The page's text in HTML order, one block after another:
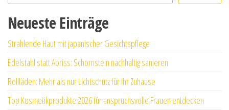
Neueste Einträge
Strahlende Haut mit japanischer Gesichtspflege
Edelstahl statt Abriss: Schornstein nachhaltig sanieren
Rollläden: Mehr als nur Lichtschutz für Ihr Zuhause
Top Kosmetikprodukte 2026 für anspruchsvolle Frauen entdecken